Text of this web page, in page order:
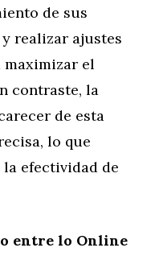
de sus
realizar ajustes
maximizar el
contraste, la
de esta
lo que
efectividad de
entre lo Online